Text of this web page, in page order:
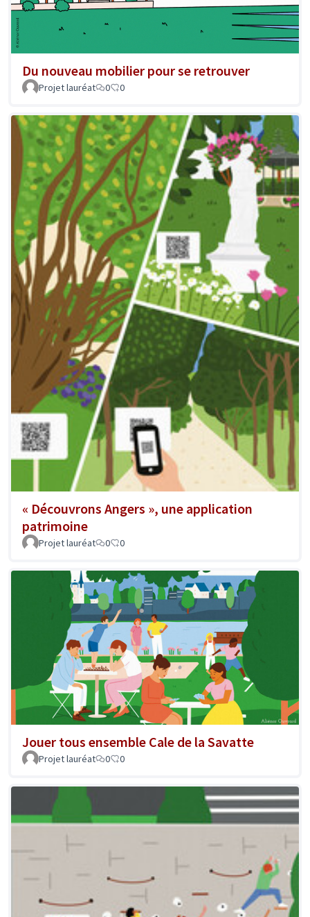
Du nouveau mobilier pour se retrouver
Projet lauréat 0 0
« Découvrons Angers », une application
patrimoine
Projet lauréat 0 0
Jouer tous ensemble Cale de la Savatte
Projet lauréat 0 0